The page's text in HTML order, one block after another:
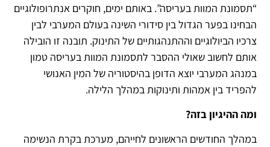
“תסמונת המוות בעריסה”. באותם ימים, חוקרים אנתרופולוגיים
הבחינו בפער הגדול בין סידורי השינה בעולם המערבי לבין
צרכיו הביולוגיים וההתנהגותיים של התינוק. תובנה זו הובילה
אותם לחשוב שאולי ההסבר לתסמונת המוות בעריסה טמון
במנהג המערבי יוצא הדופן בהיסטוריה של המין האנושי
להפריד בין אמהות ותינוקות במהלך הלילה.
ומה ההיגיון בזה?
במהלך החודשים הראשונים לחייהם, מערכת בקרת הנשימה